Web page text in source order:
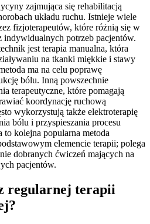
zajmująca się rehabilitacją
układu ruchu. Istnieje wiele
fizjoterapeutów, które różnią się w
indywidualnych potrzeb pacjentów.
jest terapia manualna, która
na tkanki miękkie i stawy
ma na celu poprawę
bólu. Inną powszechnie
terapeutyczne, które pomagają
koordynację ruchową
wykorzystują także elektroterapię
bólu i przyspieszania procesu
kolejna popularna metoda
elemencie terapii; polega
dobranych ćwiczeń mających na
pacjentów.
regularnej terapii